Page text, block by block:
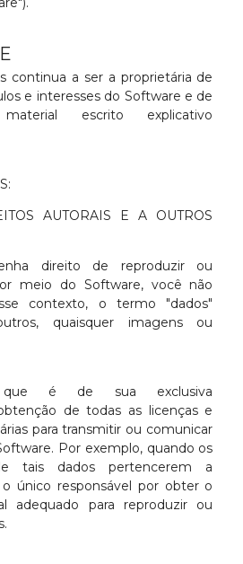
continua a ser a proprietária de
e interesses do Software e de
escrito explicativo
AUTORAIS E A OUTROS
direito de reproduzir ou
meio do Software, você não
contexto, o termo "dados"
quaisquer imagens ou
que é de sua exclusiva
de todas as licenças e
para transmitir ou comunicar
Por exemplo, quando os
tais dados pertencerem a
único responsável por obter o
adequado para reproduzir ou